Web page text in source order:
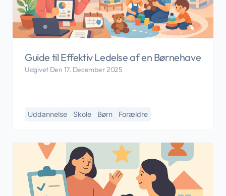
Guide til Effektiv Ledelse af en Børnehave
Udgivet Den 17. December 2025
Uddannelse Skole Børn Forældre